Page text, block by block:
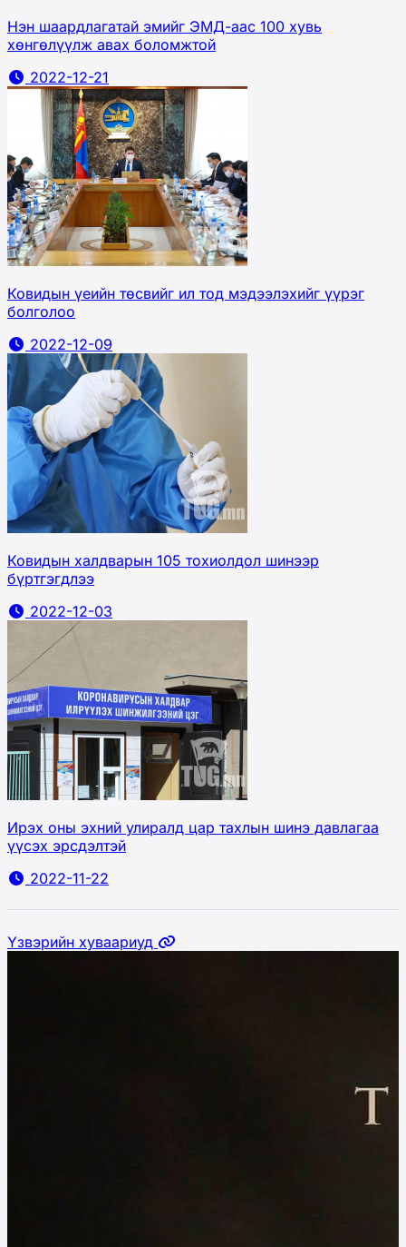
Нэн шаардлагатай эмийг ЭМД-аас 100 хувь
хөнгөлүүлж авах боломжтой
2022-12-21
Ковидын үеийн төсвийг ил тод мэдээлэхийг үүрэг
болголоо
2022-12-09
Ковидын халдварын 105 тохиолдол шинээр
бүртгэгдлээ
2022-12-03
Ирэх оны эхний улиралд цар тахлын шинэ давлагаа
үүсэх эрсдэлтэй
2022-11-22
Үзвэрийн хуваариуд